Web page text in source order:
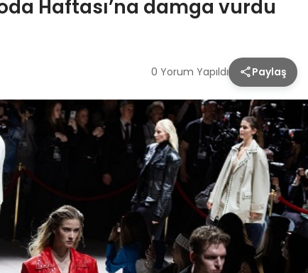
Haftası’na damga vurdu
0 Yorum Yapıldı Paylaş